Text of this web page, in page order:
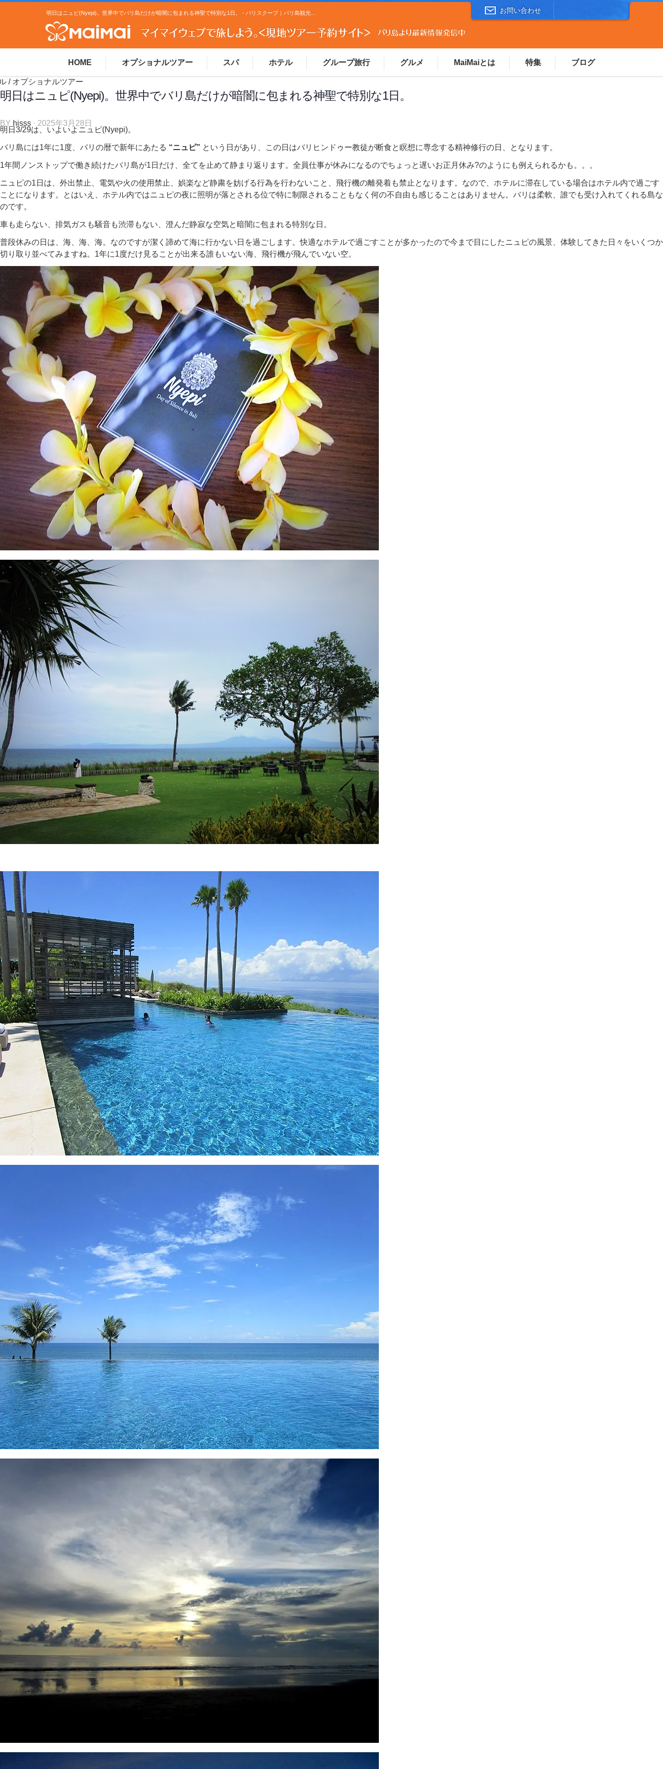
お問い合わせ
HOME オプショナルツアー スパ ホテル グループ旅行 グルメ MaiMaiとは 特集 ブログ
/ オプショナルツアー
明日はニュピ(Nyepi)。世界中でバリ島だけが暗闇に包まれる神聖で特別な1日。
BY hisss · 2025年3月28日
明日3/29は、いよいよニュピ(Nyepi)。
バリ島には1年に1度、バリの暦で新年にあたる “ニュピ” という日があり、この日はバリヒンドゥー教徒が断食と瞑想に専念する精神修行の日、となります。
1年間ノンストップで働き続けたバリ島が1日だけ、全てを止めて静まり返ります。全員仕事が休みになるのでちょっと遅いお正月休み?のようにも例えられるかも。。。
ニュピの1日は、外出禁止、電気や火の使用禁止、娯楽など静粛を妨げる行為を行わないこと、飛行機の離発着も禁止となります。なので、ホテルに滞在している場合はホテル内で過ごす
ことになります。とはいえ、ホテル内ではニュピの夜に照明が落とされる位で特に制限されることもなく何の不自由も感じることはありません。バリは柔軟、誰でも受け入れてくれる島な
のです。
車も走らない、排気ガスも騒音も渋滞もない、澄んだ静寂な空気と暗闇に包まれる特別な日。
普段休みの日は、海、海、海。なのですが潔く諦めて海に行かない日を過ごします。快適なホテルで過ごすことが多かったので今まで目にしたニュピの風景、体験してきた日々をいくつか
切り取り並べてみますね。1年に1度だけ見ることが出来る誰もいない海、飛行機が飛んでいない空。